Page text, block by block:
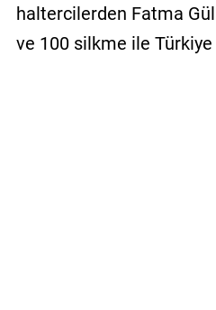
haltercilerden Fatma
ve 100 silkme ile